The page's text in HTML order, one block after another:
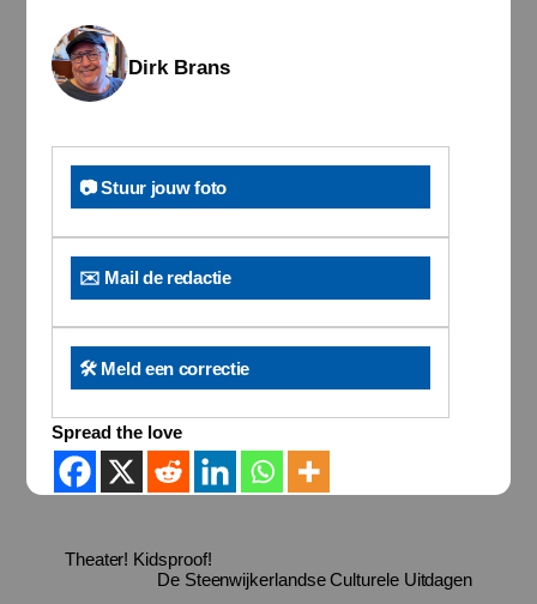
Dirk Brans
📷 Stuur jouw foto
✉️ Mail de redactie
🛠️ Meld een correctie
Spread the love
Theater! Kidsproof!
De Steenwijkerlandse Culturele Uitdagen